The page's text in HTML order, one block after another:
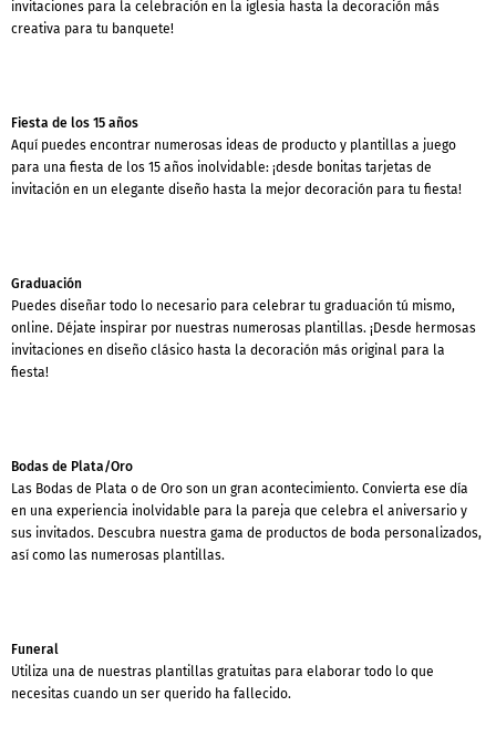
invitaciones para la celebración en la iglesia hasta la decoración más
creativa para tu banquete!
Fiesta de los 15 años
Aquí puedes encontrar numerosas ideas de producto y plantillas a juego
para una fiesta de los 15 años inolvidable: ¡desde bonitas tarjetas de
invitación en un elegante diseño hasta la mejor decoración para tu fiesta!
Graduación
Puedes diseñar todo lo necesario para celebrar tu graduación tú mismo,
online. Déjate inspirar por nuestras numerosas plantillas. ¡Desde hermosas
invitaciones en diseño clásico hasta la decoración más original para la
fiesta!
Bodas de Plata/Oro
Las Bodas de Plata o de Oro son un gran acontecimiento. Convierta ese día
en una experiencia inolvidable para la pareja que celebra el aniversario y
sus invitados. Descubra nuestra gama de productos de boda personalizados,
así como las numerosas plantillas.
Funeral
Utiliza una de nuestras plantillas gratuitas para elaborar todo lo que
necesitas cuando un ser querido ha fallecido.